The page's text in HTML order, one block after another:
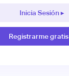
Inicia Sesión ▸
Registrarme gratis